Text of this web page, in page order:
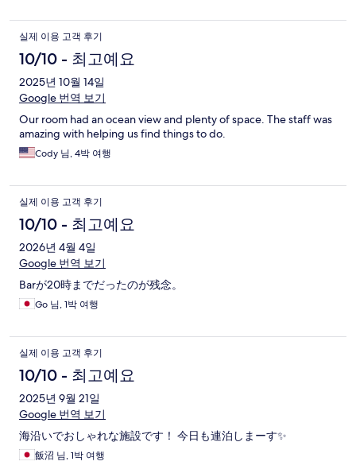
실제 이용 고객 후기
10/10 - 최고예요
2025년 10월 14일
Google 번역 보기
Our room had an ocean view and plenty of space. The staff was
amazing with helping us find things to do.
Cody 님, 4박 여행
실제 이용 고객 후기
10/10 - 최고예요
2026년 4월 4일
Google 번역 보기
Barが20時までだったのが残念。
Go 님, 1박 여행
실제 이용 고객 후기
10/10 - 최고예요
2025년 9월 21일
Google 번역 보기
海沿いでおしゃれな施設です！ 今日も連泊しまーす✨
飯沼 님, 1박 여행